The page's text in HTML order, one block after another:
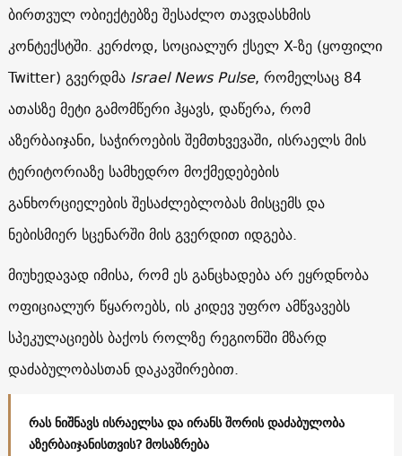
ბირთვულ ობიექტებზე შესაძლო თავდასხმის
კონტექსტში. კერძოდ, სოციალურ ქსელ X-ზე (ყოფილი
Twitter) გვერდმა Israel News Pulse, რომელსაც 84
ათასზე მეტი გამომწერი ჰყავს, დაწერა, რომ
აზერბაიჯანი, საჭიროების შემთხვევაში, ისრაელს მის
ტერიტორიაზე სამხედრო მოქმედებების
განხორციელების შესაძლებლობას მისცემს და
ნებისმიერ სცენარში მის გვერდით იდგება.
მიუხედავად იმისა, რომ ეს განცხადება არ ეყრდნობა
ოფიციალურ წყაროებს, ის კიდევ უფრო ამწვავებს
სპეკულაციებს ბაქოს როლზე რეგიონში მზარდ
დაძაბულობასთან დაკავშირებით.
რას ნიშნავს ისრაელსა და ირანს შორის დაძაბულობა
აზერბაიჯანისთვის? მოსაზრება